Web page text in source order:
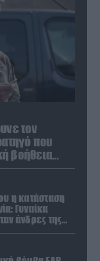
τον
που
βοήθεια
η κατάσταση
Γυναίκα
άνδρες της
σύντροφό της